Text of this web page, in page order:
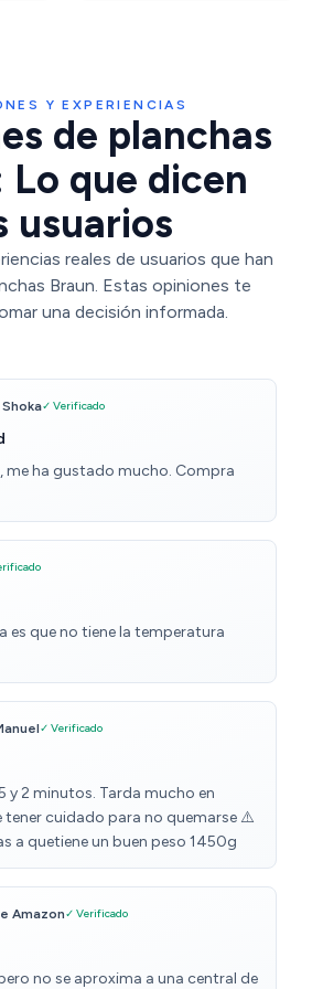
Y EXPERIENCIAS
de planchas
Lo que dicen
usuarios
reales de usuarios que han
Braun. Estas opiniones te
una decisión informada.
Shoka✓ Verificado
me ha gustado mucho. Compra
es que no tiene la temperatura
✓ Verificado
y 2 minutos. Tarda mucho en
tener cuidado para no quemarse ⚠️
a quetiene un buen peso 1450g
Amazon✓ Verificado
no se aproxima a una central de